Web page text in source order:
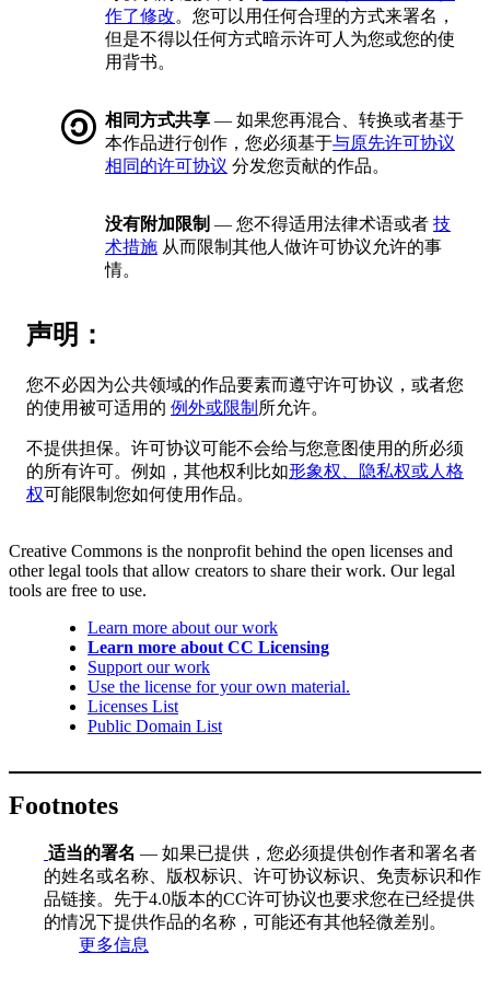
作了修改。您可以用任何合理的方式来署名，
但是不得以任何方式暗示许可人为您或您的使
用背书。
相同方式共享 — 如果您再混合、转换或者基于
本作品进行创作，您必须基于与原先许可协议
相同的许可协议 分发您贡献的作品。
没有附加限制 — 您不得适用法律术语或者 技
术措施 从而限制其他人做许可协议允许的事
情。
声明：
您不必因为公共领域的作品要素而遵守许可协议，或者您
的使用被可适用的 例外或限制 所允许。
不提供担保。许可协议可能不会给与您意图使用的所必须
的所有许可。例如，其他权利比如形象权、隐私权或人格
权可能限制您如何使用作品。
Creative Commons is the nonprofit behind the open licenses and
other legal tools that allow creators to share their work. Our legal
tools are free to use.
Learn more about our work
Learn more about CC Licensing
Support our work
Use the license for your own material.
Licenses List
Public Domain List
Footnotes
适当的署名 — 如果已提供，您必须提供创作者和署名者
的姓名或名称、版权标识、许可协议标识、免责标识和作
品链接。先于4.0版本的CC许可协议也要求您在已经提供
的情况下提供作品的名称，可能还有其他轻微差别。
更多信息